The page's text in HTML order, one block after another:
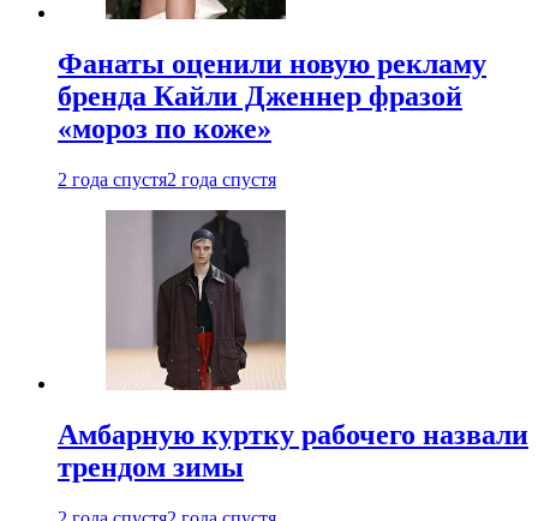
Фанаты оценили новую рекламу
бренда Кайли Дженнер фразой
«мороз по коже»
2 года спустя2 года спустя
Амбарную куртку рабочего назвали
трендом зимы